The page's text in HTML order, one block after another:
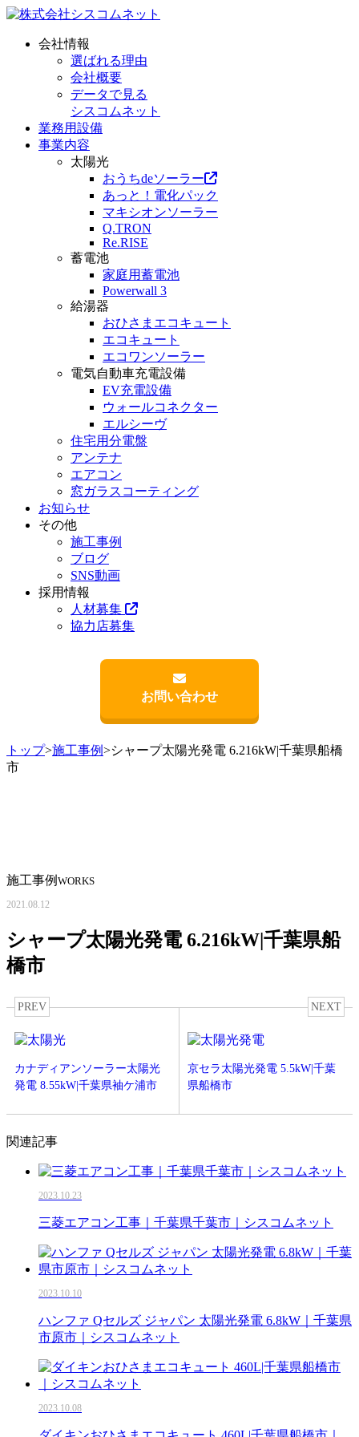
会社情報
選ばれる理由
会社概要
データで見る
シスコムネット
業務用設備
事業内容
太陽光
おうちdeソーラー
あっと！電化パック
マキシオンソーラー
Q.TRON
Re.RISE
蓄電池
家庭用蓄電池
Powerwall 3
給湯器
おひさまエコキュート
エコキュート
エコワンソーラー
電気自動車充電設備
EV充電設備
ウォールコネクター
エルシーヴ
住宅用分電盤
アンテナ
エアコン
窓ガラスコーティング
お知らせ
その他
施工事例
ブログ
SNS動画
採用情報
人材募集
協力店募集
お問い合わせ
トップ>施工事例>シャープ太陽光発電 6.216kW|千葉県船橋
市
施工事例 WORKS
2021.08.12
シャープ太陽光発電 6.216kW|千葉県船
橋市
PREV
カナディアンソーラー太陽光
発電 8.55kW|千葉県袖ケ浦市
NEXT
京セラ太陽光発電 5.5kW|千葉
県船橋市
関連記事
2023.10.23
三菱エアコン工事｜千葉県千葉市｜シスコムネット
2023.10.10
ハンファ Qセルズ ジャパン 太陽光発電 6.8kW｜千葉県
市原市｜シスコムネット
2023.10.08